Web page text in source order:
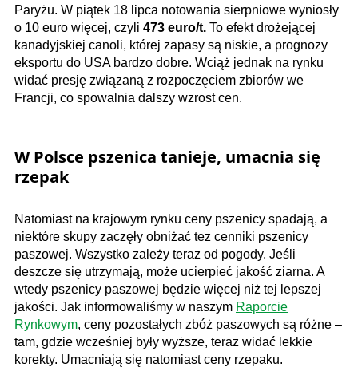
Paryżu. W piątek 18 lipca notowania sierpniowe wyniosły
o 10 euro więcej, czyli 473​ euro/t. To efekt drożejącej
kanadyjskiej canoli, której zapasy są niskie, a prognozy
eksportu do USA bardzo dobre. Wciąż jednak na rynku
widać presję związaną z rozpoczęciem zbiorów we
Francji, co spowalnia dalszy wzrost cen.
W Polsce pszenica tanieje, umacnia się
rzepak
Natomiast na krajowym rynku ceny pszenicy spadają, a
niektóre skupy zaczęły obniżać tez cenniki pszenicy
paszowej. Wszystko zależy teraz od pogody. Jeśli
deszcze się utrzymają, może ucierpieć jakość ziarna. A
wtedy pszenicy paszowej będzie więcej niż tej lepszej
jakości. Jak informowaliśmy w naszym Raporcie
Rynkowym, ceny pozostałych zbóż paszowych są różne –
tam, gdzie wcześniej były wyższe, teraz widać lekkie
korekty. Umacniają się natomiast ceny rzepaku.